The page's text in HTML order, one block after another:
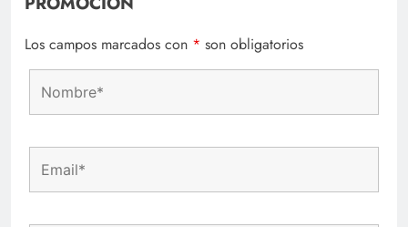
Los campos marcados con * son obligatorios